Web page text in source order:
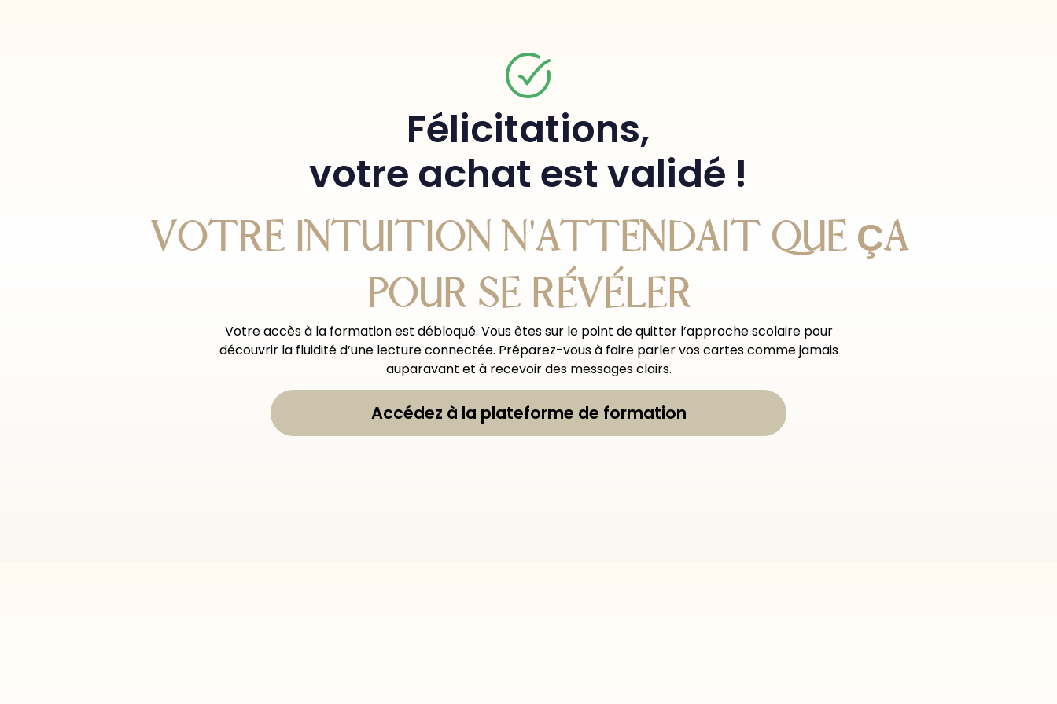
Félicitations,
votre achat est validé !
VOTRE INTUITION N'ATTENDAIT QUE ÇA
POUR SE RÉVÉLER
Votre accès à la formation est débloqué. Vous êtes sur le point de quitter l’approche scolaire pour
découvrir la fluidité d’une lecture connectée. Préparez-vous à faire parler vos cartes comme jamais
auparavant et à recevoir des messages clairs.
Accédez à la plateforme de formation